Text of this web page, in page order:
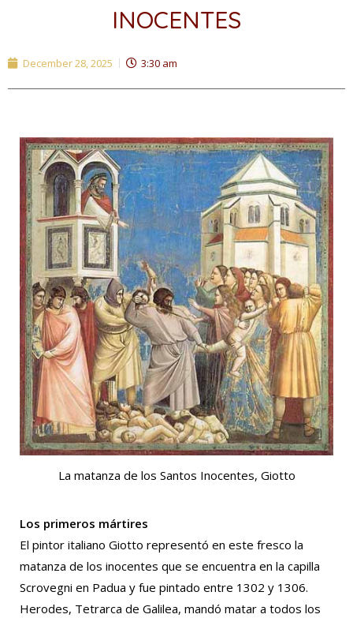
INOCENTES
December 28, 2025 3:30 am
La matanza de los Santos Inocentes, Giotto
Los primeros mártires
El pintor italiano Giotto representó en este fresco la
matanza de los inocentes que se encuentra en la capilla
Scrovegni en Padua y fue pintado entre 1302 y 1306.
Herodes, Tetrarca de Galilea, mandó matar a todos los